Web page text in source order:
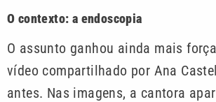
O contexto: a endoscopia
O assunto ganhou ainda mais
vídeo compartilhado por Ana
antes. Nas imagens, a cantora